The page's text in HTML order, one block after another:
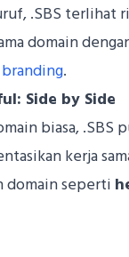
.SBS terlihat
domain
branding.
Side by Side
biasa, .SBS
kerja
domain seperti